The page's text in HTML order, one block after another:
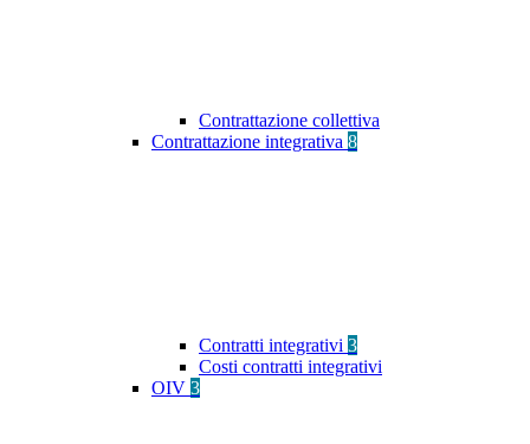
Contrattazione collettiva
Contrattazione integrativa 8
Contratti integrativi 3
Costi contratti integrativi
OIV 3